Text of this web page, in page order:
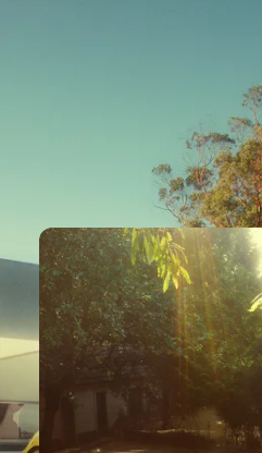
historique à